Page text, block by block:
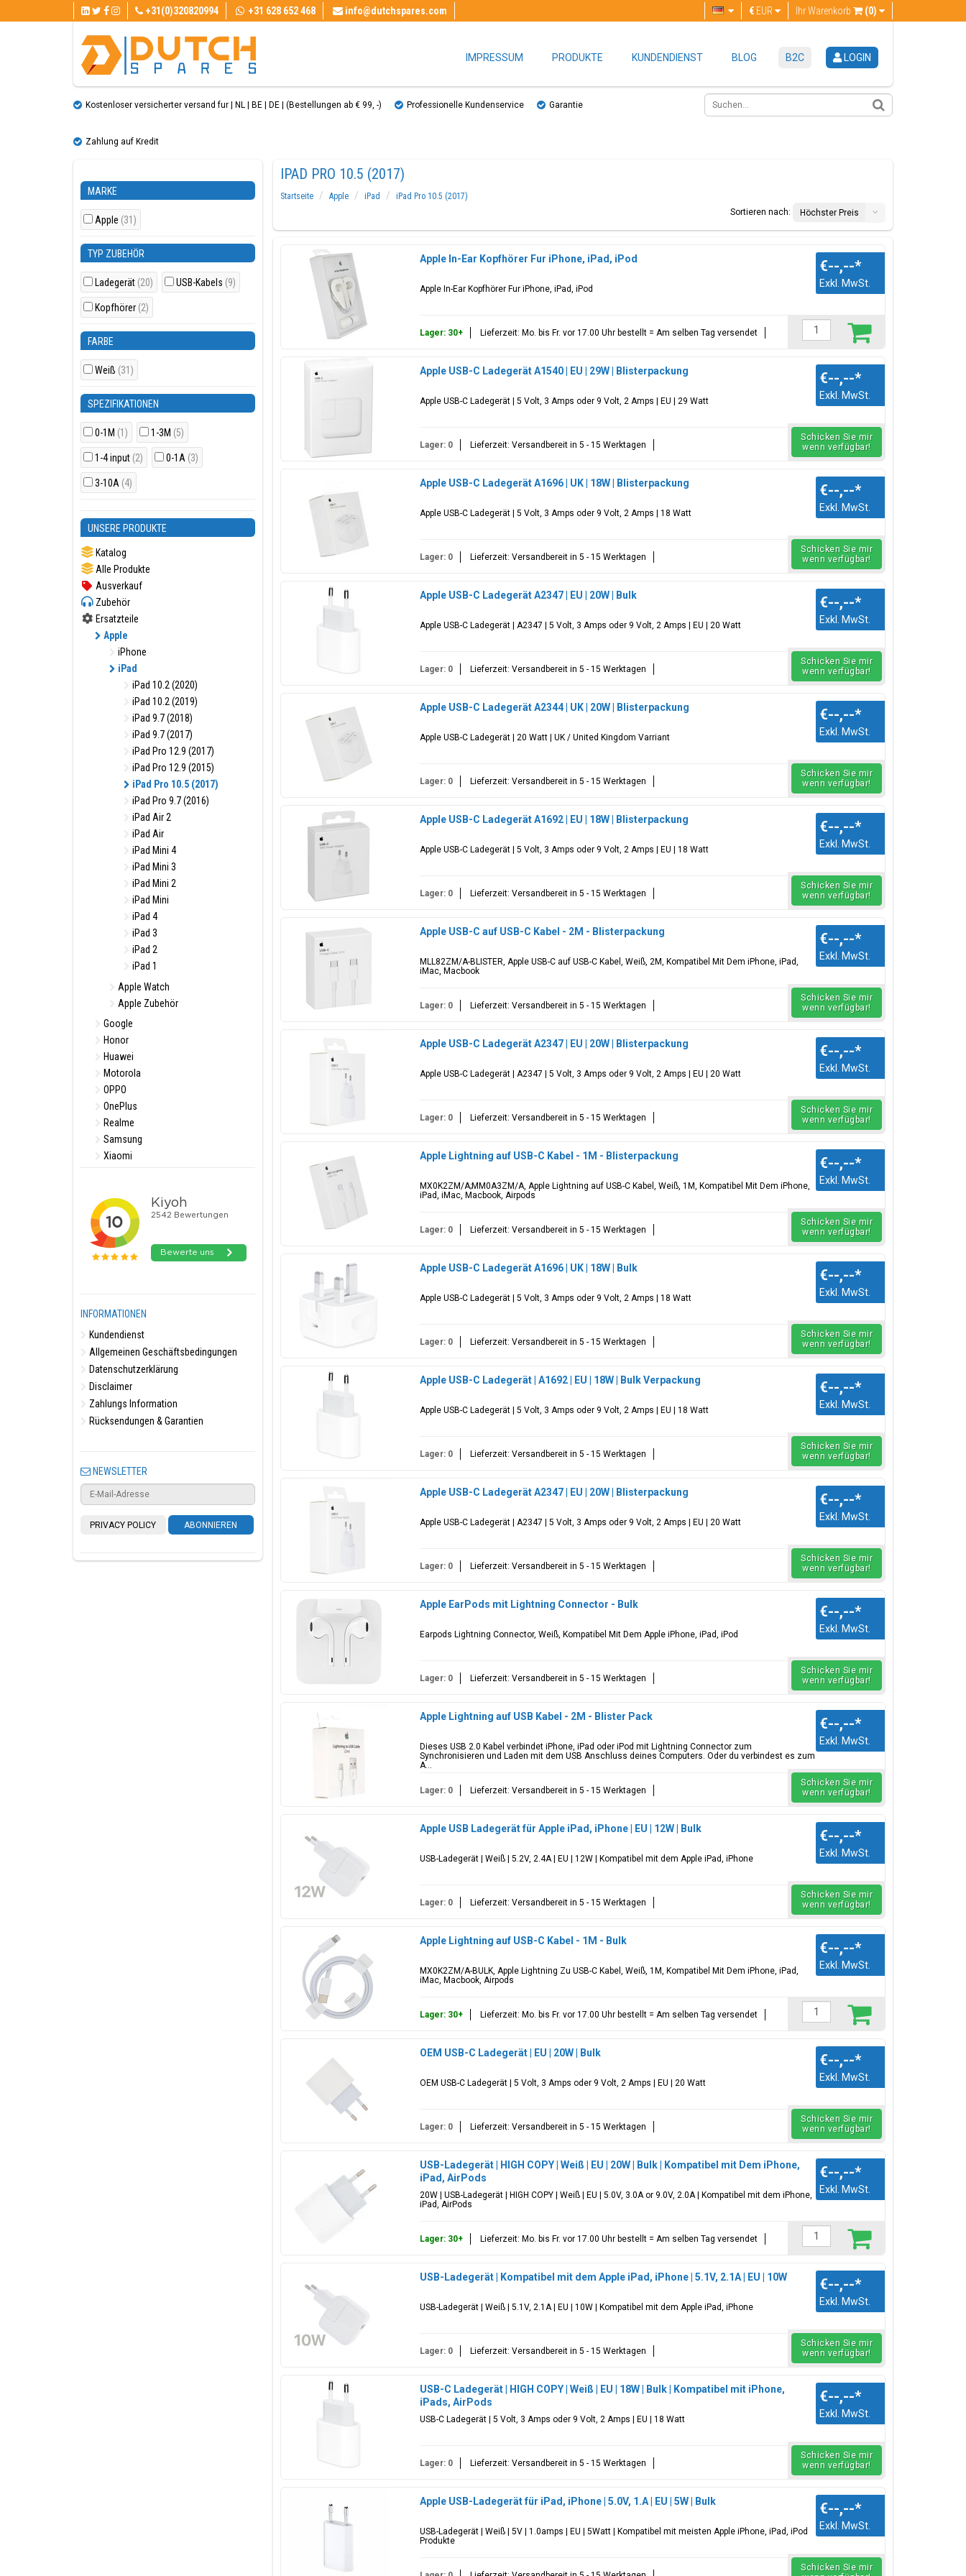
+31(0)320820994 +31 628 652 468 info@dutchspares.com Ihr Warenkorb (0)
€ EUR
IMPRESSUM PRODUKTE KUNDENDIENST BLOG B2C LOGIN
Kostenloser versicherter versand fur | NL | BE | DE | (Bestellungen ab € 99, ​​-) Professionelle Kundenservice Garantie
Zahlung auf Kredit
MARKE
Apple (31)
TYP ZUBEHÖR
Ladegerät (20) USB-Kabels (9)
Kopfhörer (2)
FARBE
Weiß (31)
SPEZIFIKATIONEN
0-1M (1) 1-3M (5)
1-4 input (2) 0-1A (3)
3-10A (4)
UNSERE PRODUKTE
Katalog
Alle Produkte
Ausverkauf
Zubehör
Ersatzteile
Apple
iPhone
iPad
iPad 10.2 (2020)
iPad 10.2 (2019)
iPad 9.7 (2018)
iPad 9.7 (2017)
iPad Pro 12.9 (2017)
iPad Pro 12.9 (2015)
iPad Pro 10.5 (2017)
iPad Pro 9.7 (2016)
iPad Air 2
iPad Air
iPad Mini 4
iPad Mini 3
iPad Mini 2
iPad Mini
iPad 4
iPad 3
iPad 2
iPad 1
Apple Watch
Apple Zubehör
Google
Honor
Huawei
Motorola
OPPO
OnePlus
Realme
Samsung
Xiaomi
INFORMATIONEN
Kundendienst
Allgemeinen Geschäftsbedingungen
Datenschutzerklärung
Disclaimer
Zahlungs Information
Rücksendungen & Garantien
NEWSLETTER
PRIVACY POLICY ABONNIEREN
IPAD PRO 10.5 (2017)
Startseite Apple iPad
iPad Pro 10.5 (2017)
Sortieren nach:
Höchster Preis
Apple In-Ear Kopfhörer Fur iPhone, iPad, iPod
Apple In-Ear Kopfhörer Fur iPhone, iPad, iPod
€--,--*
Exkl. MwSt.
Lager: 30+ Lieferzeit: Mo. bis Fr. vor 17.00 Uhr bestellt = Am selben Tag versendet
Apple USB-C Ladegerät A1540 | EU | 29W | Blisterpackung
Apple USB-C Ladegerät | 5 Volt, 3 Amps oder 9 Volt, 2 Amps | EU | 29 Watt
€--,--*
Exkl. MwSt.
Lager: 0 Lieferzeit: Versandbereit in 5 - 15 Werktagen
Schicken Sie mir
wenn verfügbar!
Apple USB-C Ladegerät A1696 | UK | 18W | Blisterpackung
Apple USB-C Ladegerät | 5 Volt, 3 Amps oder 9 Volt, 2 Amps | 18 Watt
€--,--*
Exkl. MwSt.
Lager: 0 Lieferzeit: Versandbereit in 5 - 15 Werktagen
Schicken Sie mir
wenn verfügbar!
Apple USB-C Ladegerät A2347 | EU | 20W | Bulk
Apple USB-C Ladegerät | A2347 | 5 Volt, 3 Amps oder 9 Volt, 2 Amps | EU | 20 Watt
€--,--*
Exkl. MwSt.
Lager: 0 Lieferzeit: Versandbereit in 5 - 15 Werktagen
Schicken Sie mir
wenn verfügbar!
Apple USB-C Ladegerät A2344 | UK | 20W | Blisterpackung
Apple USB-C Ladegerät | 20 Watt | UK / United Kingdom Varriant
€--,--*
Exkl. MwSt.
Lager: 0 Lieferzeit: Versandbereit in 5 - 15 Werktagen
Schicken Sie mir
wenn verfügbar!
Apple USB-C Ladegerät A1692 | EU | 18W | Blisterpackung
Apple USB-C Ladegerät | 5 Volt, 3 Amps oder 9 Volt, 2 Amps | EU | 18 Watt
€--,--*
Exkl. MwSt.
Lager: 0 Lieferzeit: Versandbereit in 5 - 15 Werktagen
Schicken Sie mir
wenn verfügbar!
Apple USB-C auf USB-C Kabel - 2M - Blisterpackung
MLL82ZM/A-BLISTER, Apple USB-C auf USB-C Kabel, Weiß, 2M, Kompatibel Mit Dem iPhone, iPad,
iMac, Macbook
€--,--*
Exkl. MwSt.
Lager: 0 Lieferzeit: Versandbereit in 5 - 15 Werktagen
Schicken Sie mir
wenn verfügbar!
Apple USB-C Ladegerät A2347 | EU | 20W | Blisterpackung
Apple USB-C Ladegerät | A2347 | 5 Volt, 3 Amps oder 9 Volt, 2 Amps | EU | 20 Watt
€--,--*
Exkl. MwSt.
Lager: 0 Lieferzeit: Versandbereit in 5 - 15 Werktagen
Schicken Sie mir
wenn verfügbar!
Apple Lightning auf USB-C Kabel - 1M - Blisterpackung
MX0K2ZM/A;MM0A3ZM/A, Apple Lightning auf USB-C Kabel, Weiß, 1M, Kompatibel Mit Dem iPhone,
iPad, iMac, Macbook, Airpods
€--,--*
Exkl. MwSt.
Lager: 0 Lieferzeit: Versandbereit in 5 - 15 Werktagen
Schicken Sie mir
wenn verfügbar!
Apple USB-C Ladegerät A1696 | UK | 18W | Bulk
Apple USB-C Ladegerät | 5 Volt, 3 Amps oder 9 Volt, 2 Amps | 18 Watt
€--,--*
Exkl. MwSt.
Lager: 0 Lieferzeit: Versandbereit in 5 - 15 Werktagen
Schicken Sie mir
wenn verfügbar!
Apple USB-C Ladegerät | A1692 | EU | 18W | Bulk Verpackung
Apple USB-C Ladegerät | 5 Volt, 3 Amps oder 9 Volt, 2 Amps | EU | 18 Watt
€--,--*
Exkl. MwSt.
Lager: 0 Lieferzeit: Versandbereit in 5 - 15 Werktagen
Schicken Sie mir
wenn verfügbar!
Apple USB-C Ladegerät A2347 | EU | 20W | Blisterpackung
Apple USB-C Ladegerät | A2347 | 5 Volt, 3 Amps oder 9 Volt, 2 Amps | EU | 20 Watt
€--,--*
Exkl. MwSt.
Lager: 0 Lieferzeit: Versandbereit in 5 - 15 Werktagen
Schicken Sie mir
wenn verfügbar!
Apple EarPods mit Lightning Connector - Bulk
Earpods Lightning Connector, Weiß, Kompatibel Mit Dem Apple iPhone, iPad, iPod
€--,--*
Exkl. MwSt.
Lager: 0 Lieferzeit: Versandbereit in 5 - 15 Werktagen
Schicken Sie mir
wenn verfügbar!
Apple Lightning auf USB Kabel - 2M - Blister Pack
Dieses USB 2.0 Kabel verbindet iPhone, iPad oder iPod mit Lightning Connector zum
Synchronisieren und Laden mit dem USB Anschluss deines Computers. Oder du verbindest es zum
A...
€--,--*
Exkl. MwSt.
Lager: 0 Lieferzeit: Versandbereit in 5 - 15 Werktagen
Schicken Sie mir
wenn verfügbar!
Apple USB Ladegerät für Apple iPad, iPhone | EU | 12W | Bulk
USB-Ladegerät | Weiß | 5.2V, 2.4A | EU | 12W | Kompatibel mit dem Apple iPad, iPhone
€--,--*
Exkl. MwSt.
Lager: 0 Lieferzeit: Versandbereit in 5 - 15 Werktagen
Schicken Sie mir
wenn verfügbar!
Apple Lightning auf USB-C Kabel - 1M - Bulk
MX0K2ZM/A-BULK, Apple Lightning Zu USB-C Kabel, Weiß, 1M, Kompatibel Mit Dem iPhone, iPad,
iMac, Macbook, Airpods
€--,--*
Exkl. MwSt.
Lager: 30+ Lieferzeit: Mo. bis Fr. vor 17.00 Uhr bestellt = Am selben Tag versendet
OEM USB-C Ladegerät | EU | 20W | Bulk
OEM USB-C Ladegerät | 5 Volt, 3 Amps oder 9 Volt, 2 Amps | EU | 20 Watt
€--,--*
Exkl. MwSt.
Lager: 0 Lieferzeit: Versandbereit in 5 - 15 Werktagen
Schicken Sie mir
wenn verfügbar!
USB-Ladegerät | HIGH COPY | Weiß | EU | 20W | Bulk | Kompatibel mit Dem iPhone,
iPad, AirPods
20W | USB-Ladegerät | HIGH COPY | Weiß | EU | 5.0V, 3.0A or 9.0V, 2.0A | Kompatibel mit dem iPhone,
iPad, AirPods
€--,--*
Exkl. MwSt.
Lager: 30+ Lieferzeit: Mo. bis Fr. vor 17.00 Uhr bestellt = Am selben Tag versendet
USB-Ladegerät | Kompatibel mit dem Apple iPad, iPhone | 5.1V, 2.1A | EU | 10W
USB-Ladegerät | Weiß | 5.1V, 2.1A | EU | 10W | Kompatibel mit dem Apple iPad, iPhone
€--,--*
Exkl. MwSt.
Lager: 0 Lieferzeit: Versandbereit in 5 - 15 Werktagen
Schicken Sie mir
wenn verfügbar!
USB-C Ladegerät | HIGH COPY | Weiß | EU | 18W | Bulk | Kompatibel mit iPhone,
iPads, AirPods
USB-C Ladegerät | 5 Volt, 3 Amps oder 9 Volt, 2 Amps | EU | 18 Watt
€--,--*
Exkl. MwSt.
Lager: 0 Lieferzeit: Versandbereit in 5 - 15 Werktagen
Schicken Sie mir
wenn verfügbar!
Apple USB-Ladegerät für iPad, iPhone | 5.0V, 1.A | EU | 5W | Bulk
USB-Ladegerät | Weiß | 5V | 1.0amps | EU | 5Watt | Kompatibel mit meisten Apple iPhone, iPad, iPod
Produkte
€--,--*
Exkl. MwSt.
Schicken Sie mir